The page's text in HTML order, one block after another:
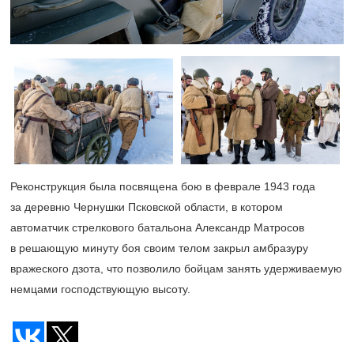
Реконструкция была посвящена бою в феврале 1943 года
за деревню Чернушки Псковской области, в котором
автоматчик стрелкового батальона Александр Матросов
в решающую минуту боя своим телом закрыл амбразуру
вражеского дзота, что позволило бойцам занять удерживаемую
немцами господствующую высоту.